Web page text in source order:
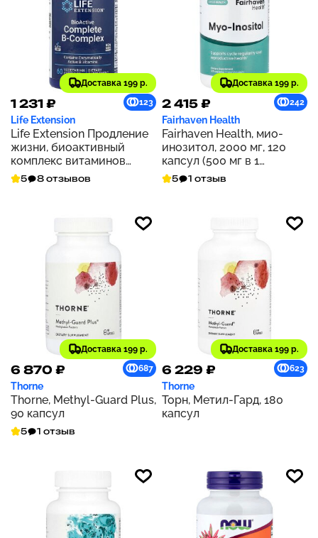
Доставка 199 р.
1 231 ₽ 123
Life Extension
Life Extension Продление
жизни, биоактивный
комплекс витаминов
группы В, 60
вегетарианских капсул
5 8 отзывов
Доставка 199 р.
2 415 ₽ 242
Fairhaven Health
Fairhaven Health, мио-
инозитол, 2000 мг, 120
капсул (500 мг в 1
капсуле)
5 1 отзыв
Доставка 199 р.
6 870 ₽ 687
Thorne
Thorne, Methyl-Guard Plus,
90 капсул
5 1 отзыв
Доставка 199 р.
6 229 ₽ 623
Thorne
Торн, Метил-Гард, 180
капсул